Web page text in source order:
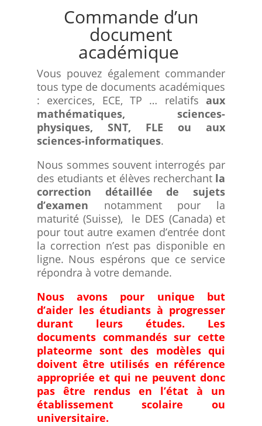
Commande d’un
document
académique
Vous pouvez également commander
tous type de documents académiques
: exercices, ECE, TP … relatifsaux
mathématiques, sciences-
physiques, SNT, FLE ou aux
sciences-informatiques.
Nous sommes souvent interrogés par
des etudiants et élèves recherchantla
correction détaillée de sujets
d’examen notamment pour la
maturité (Suisse), le DES (Canada) et
pour tout autre examen d’entrée dont
la correction n’est pas disponible en
ligne. Nous espérons que ce service
répondra à votre demande.
Nous avons pour unique but
d’aider les étudiants à progresser
durant leurs études. Les
documents commandés sur cette
plateorme sont des modèles qui
doivent être utilisés en référence
appropriée et qui ne peuvent donc
pas être rendus en l’état à un
établissement scolaire ou
universitaire.